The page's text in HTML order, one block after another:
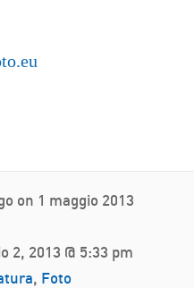
on 1 maggio 2013
2, 2013 @ 5:33 pm
, Foto